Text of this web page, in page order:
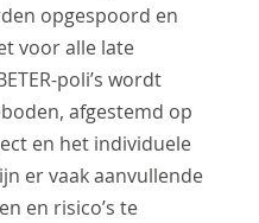
opgespoord en
voor alle late
poli’s wordt
afgestemd op
en het individuele
er vaak aanvullende
en risico’s te